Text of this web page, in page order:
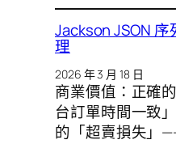
Jackson JSON
理
2026 年 3 月 18 日
商業價值：正確
台訂單時間一致
的「超賣損失」